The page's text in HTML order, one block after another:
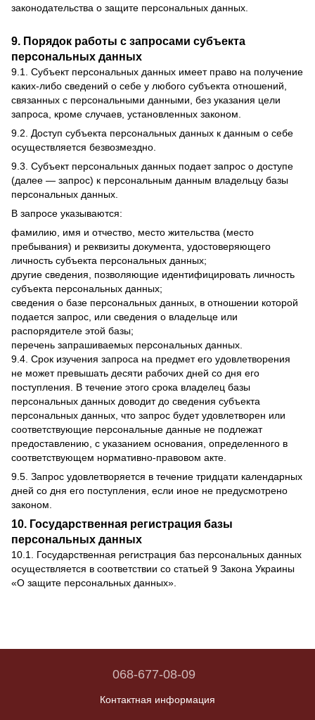
законодательства о защите персональных данных.
9. Порядок работы с запросами субъекта
персональных данных
9.1. Субъект персональных данных имеет право на получение
каких-либо сведений о себе у любого субъекта отношений,
связанных с персональными данными, без указания цели
запроса, кроме случаев, установленных законом.
9.2. Доступ субъекта персональных данных к данным о себе
осуществляется безвозмездно.
9.3. Субъект персональных данных подает запрос о доступе
(далее — запрос) к персональным данным владельцу базы
персональных данных.
В запросе указываются:
фамилию, имя и отчество, место жительства (место
пребывания) и реквизиты документа, удостоверяющего
личность субъекта персональных данных;
другие сведения, позволяющие идентифицировать личность
субъекта персональных данных;
сведения о базе персональных данных, в отношении которой
подается запрос, или сведения о владельце или
распорядителе этой базы;
перечень запрашиваемых персональных данных.
9.4. Срок изучения запроса на предмет его удовлетворения
не может превышать десяти рабочих дней со дня его
поступления. В течение этого срока владелец базы
персональных данных доводит до сведения субъекта
персональных данных, что запрос будет удовлетворен или
соответствующие персональные данные не подлежат
предоставлению, с указанием основания, определенного в
соответствующем нормативно-правовом акте.
9.5. Запрос удовлетворяется в течение тридцати календарных
дней со дня его поступления, если иное не предусмотрено
законом.
10. Государственная регистрация базы
персональных данных
10.1. Государственная регистрация баз персональных данных
осуществляется в соответствии со статьей 9 Закона Украины
«О защите персональных данных».
068-677-08-09
Контактная информация